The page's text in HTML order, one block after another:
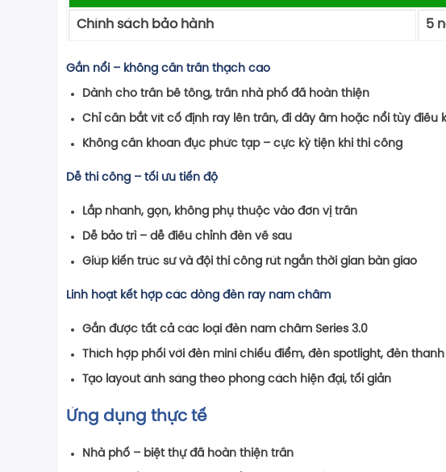
Chính sách bảo hành
Gắn nổi – không cần trần thạch cao
Dành cho trần bê tông, trần nhà phố đã hoàn thiện
Chỉ cần bắt vít cố định ray lên trần, đi dây âm hoặc nổi tùy điều
Không cần khoan đục phức tạp – cực kỳ tiện khi thi công
Dễ thi công – tối ưu tiến độ
Lắp nhanh, gọn, không phụ thuộc vào đơn vị trần
Dễ bảo trì – dễ điều chỉnh đèn về sau
Giúp kiến trúc sư và đội thi công rút ngắn thời gian bàn giao
Linh hoạt kết hợp các dòng đèn ray nam châm
Gắn được tất cả các loại đèn nam châm Series 3.0
Thích hợp phối với đèn mini chiếu điểm, đèn spotlight, đèn
Tạo layout ánh sáng theo phong cách hiện đại, tối giản
Ứng dụng thực tế
Nhà phố – biệt thự đã hoàn thiện trần